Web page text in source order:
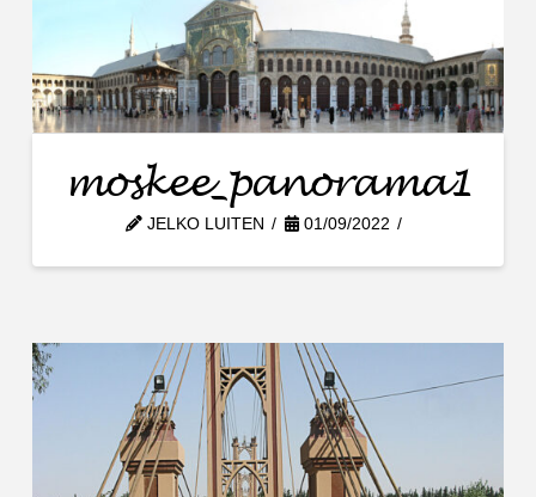
moskee_panorama1
JELKO LUITEN 01/09/2022